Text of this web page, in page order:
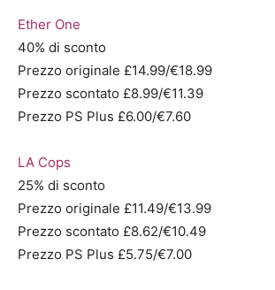
Ether One
40% di sconto
Prezzo originale £14.99/€18.99
Prezzo scontato £8.99/€11.39
Prezzo PS Plus £6.00/€7.60
LA Cops
25% di sconto
Prezzo originale £11.49/€13.99
Prezzo scontato £8.62/€10.49
Prezzo PS Plus £5.75/€7.00